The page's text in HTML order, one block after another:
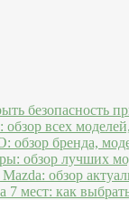
безопасность
всех
обзор бренда,
обзор лучших
обзор
мест: как